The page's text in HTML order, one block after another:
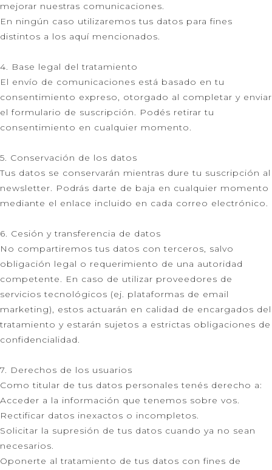
mejorar nuestras comunicaciones.
En ningún caso utilizaremos tus datos para fines
distintos a los aquí mencionados.
4. Base legal del tratamiento
El envío de comunicaciones está basado en tu
consentimiento expreso, otorgado al completar y enviar
el formulario de suscripción. Podés retirar tu
consentimiento en cualquier momento.
5. Conservación de los datos
Tus datos se conservarán mientras dure tu suscripción al
newsletter. Podrás darte de baja en cualquier momento
mediante el enlace incluido en cada correo electrónico.
6. Cesión y transferencia de datos
No compartiremos tus datos con terceros, salvo
obligación legal o requerimiento de una autoridad
competente. En caso de utilizar proveedores de
servicios tecnológicos (ej. plataformas de email
marketing), estos actuarán en calidad de encargados del
tratamiento y estarán sujetos a estrictas obligaciones de
confidencialidad.
7. Derechos de los usuarios
Como titular de tus datos personales tenés derecho a:
Acceder a la información que tenemos sobre vos.
Rectificar datos inexactos o incompletos.
Solicitar la supresión de tus datos cuando ya no sean
necesarios.
Oponerte al tratamiento de tus datos con fines de